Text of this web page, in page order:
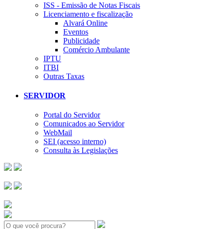
ISS - Emissão de Notas Fiscais
Licenciamento e fiscalização
Alvará Online
Eventos
Publicidade
Comércio Ambulante
IPTU
ITBI
Outras Taxas
SERVIDOR
Portal do Servidor
Comunicados ao Servidor
WebMail
SEI (acesso interno)
Consulta às Legislações
Search: